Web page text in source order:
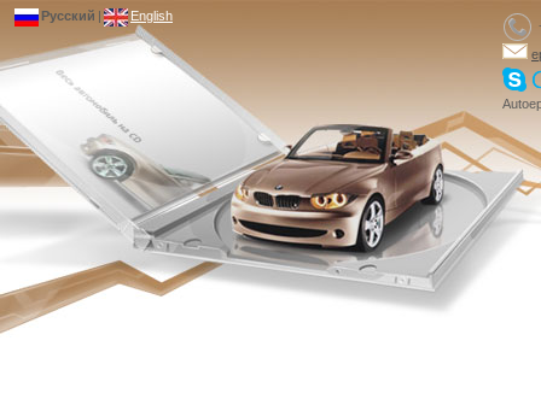
Русский | English